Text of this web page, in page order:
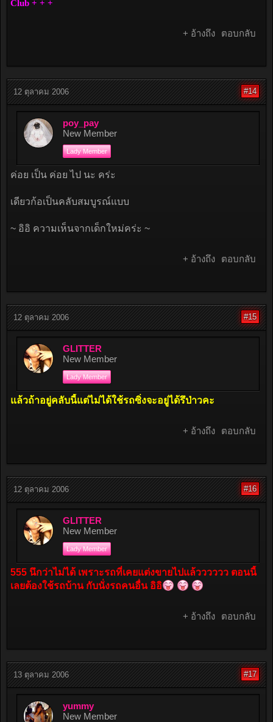
Club + + +
+ อ้างถึง ตอบกลับ
12 ตุลาคม 2006 #14
poy_pay
New Member
Lady Member
ค่อย เป็น ค่อย ไป นะ คร่ะ
เดียวก้อเป็นคลับสมบูรณ์แบบ
~ อิอิ ความเห็นจากเด็กใหม่คร่ะ ~
+ อ้างถึง ตอบกลับ
12 ตุลาคม 2006 #15
GLITTER
New Member
Lady Member
แล้วถ้าอยู่คลับนี้แต่ไม่ได้ใช้รถซิ่งจะอยู่ได้รึป่าวคะ
+ อ้างถึง ตอบกลับ
12 ตุลาคม 2006 #16
GLITTER
New Member
Lady Member
555 นึกว่าไม่ได้ เพราะรถที่เคยแต่งขายไปแล้วววววว ตอนนี้
เลยต้องใช้รถบ้าน กับนั่งรถคนอื่น อิอิ
+ อ้างถึง ตอบกลับ
13 ตุลาคม 2006 #17
yummy
New Member